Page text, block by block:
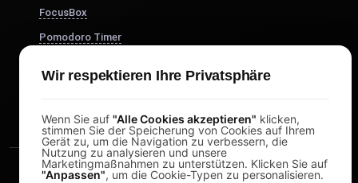
FocusBox
Pomodoro Timer
DesignerBox
Wir respektieren Ihre Privatsphäre
Wenn Sie auf "Alle Cookies akzeptieren" klicken,
stimmen Sie der Speicherung von Cookies auf Ihrem
Gerät zu, um die Navigation zu verbessern, die
Nutzung zu analysieren und unsere
Marketingmaßnahmen zu unterstützen. Klicken Sie auf
"Anpassen", um die Cookie-Typen zu personalisieren.